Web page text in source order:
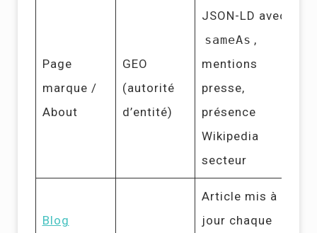
Page
marque /
About
GEO
(autorité
d’entité)
JSON-LD avec
sameAs ,
mentions
presse,
présence
Wikipedia
secteur
Blog
Article mis à
jour chaque